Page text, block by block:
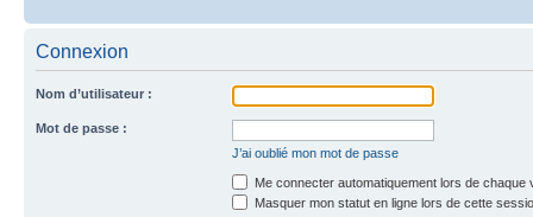
Connexion
Nom d’utilisateur :
Mot de passe :
J’ai oublié mon mot de passe
Me connecter automatiquement lors de chaque
Masquer mon statut en ligne lors de cette